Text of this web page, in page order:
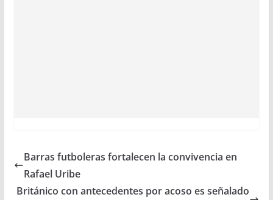
Barras futboleras fortalecen la convivencia en
Rafael Uribe
Británico con antecedentes por acoso es señalado